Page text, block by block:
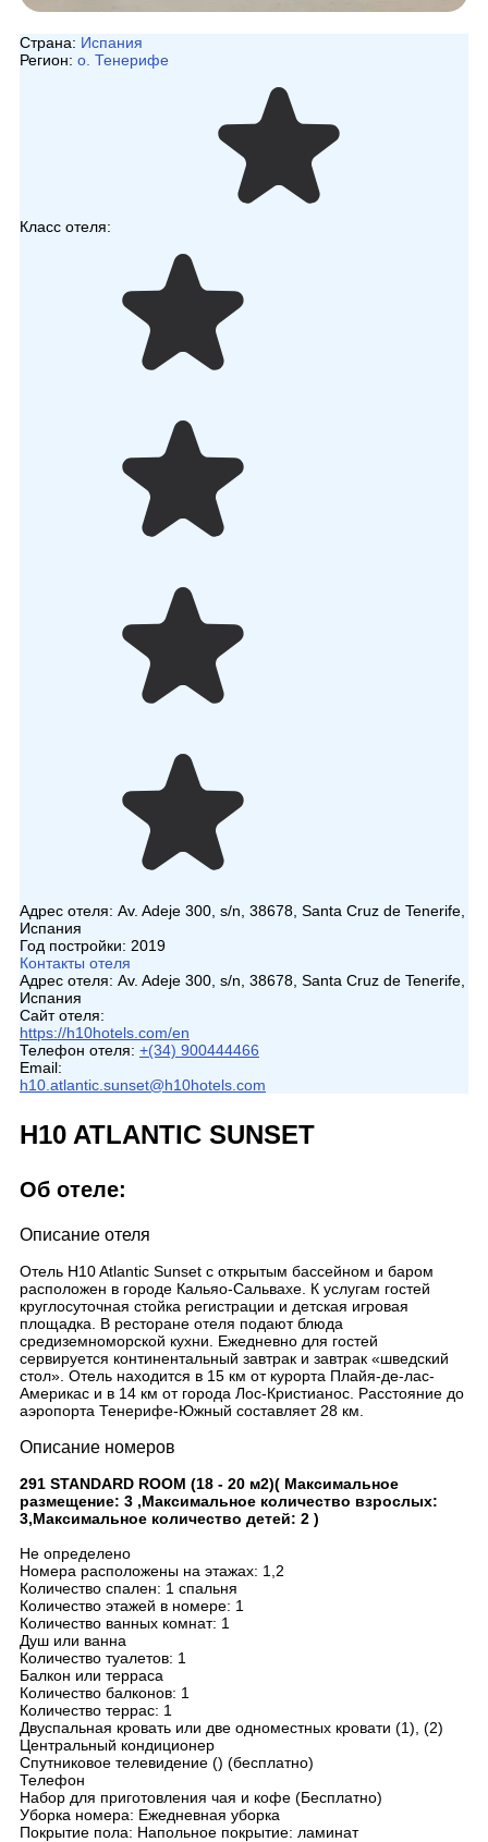
Страна: Испания
Регион: о. Тенерифе
Класс отеля:
Адрес отеля: Av. Adeje 300, s/n, 38678, Santa Cruz de Tenerife,
Испания
Год постройки: 2019
Контакты отеля
Адрес отеля: Av. Adeje 300, s/n, 38678, Santa Cruz de Tenerife,
Испания
Сайт отеля:
https://h10hotels.com/en
Телефон отеля: +(34) 900444466
Email:
h10.atlantic.sunset@h10hotels.com
H10 ATLANTIC SUNSET
Об отеле:
Описание отеля
Отель H10 Atlantic Sunset с открытым бассейном и баром
расположен в городе Кальяо-Сальвахе. К услугам гостей
круглосуточная стойка регистрации и детская игровая
площадка. В ресторане отеля подают блюда
средиземноморской кухни. Ежедневно для гостей
сервируется континентальный завтрак и завтрак «шведский
стол». Отель находится в 15 км от курорта Плайя-де-лас-
Америкас и в 14 км от города Лос-Кристианос. Расстояние до
аэропорта Тенерифе-Южный составляет 28 км.
Описание номеров
291 STANDARD ROOM (18 - 20 м2)( Максимальное
размещение: 3 ,Максимальное количество взрослых:
3,Максимальное количество детей: 2 )
Не определено
Номера расположены на этажах: 1,2
Количество спален: 1 спальня
Количество этажей в номере: 1
Количество ванных комнат: 1
Душ или ванна
Количество туалетов: 1
Балкон или терраса
Количество балконов: 1
Количество террас: 1
Двуспальная кровать или две одноместных кровати (1), (2)
Центральный кондиционер
Спутниковое телевидение () (бесплатно)
Телефон
Набор для приготовления чая и кофе (Бесплатно)
Уборка номера: Ежедневная уборка
Покрытие пола: Напольное покрытие: ламинат